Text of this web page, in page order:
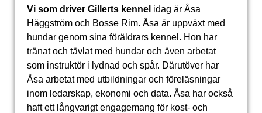
Vi som driver Gillerts kennel idag är Åsa
Häggström och Bosse Rim. Åsa är uppväxt med
hundar genom sina föräldrars kennel. Hon har
tränat och tävlat med hundar och även arbetat
som instruktör i lydnad och spår. Därutöver har
Åsa arbetat med utbildningar och föreläsningar
inom ledarskap, ekonomi och data. Åsa har också
haft ett långvarigt engagemang för kost- och